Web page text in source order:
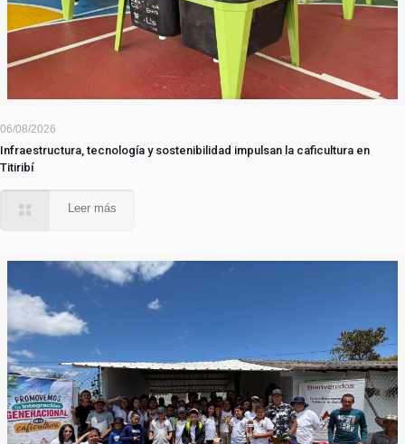
06/08/2026
Infraestructura, tecnología y sostenibilidad impulsan la caficultura en
Titiribí
Leer más